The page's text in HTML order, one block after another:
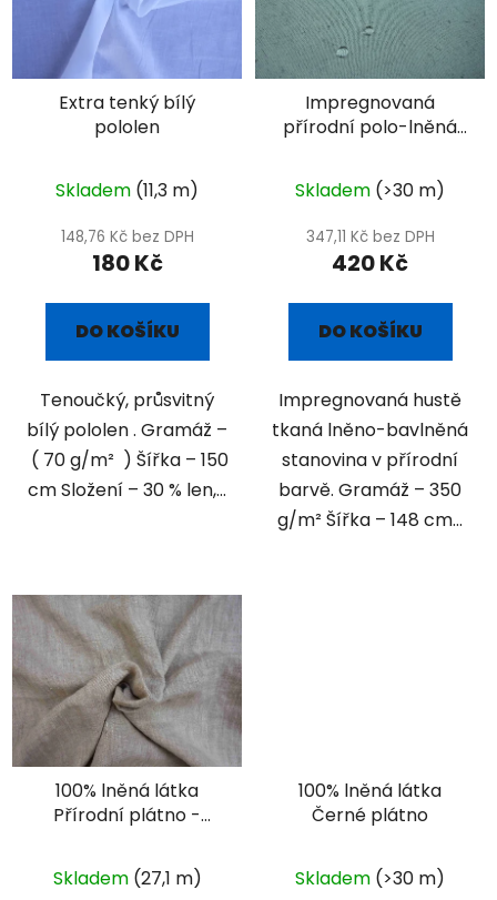
Extra tenký bílý
pololen
Skladem (11,3 m)
148,76 Kč bez DPH
180 Kč
DO KOŠÍKU
Tenoučký, průsvitný
bílý pololen . Gramáž –
( 70 g/m² ) Šířka – 150
cm Složení – 30 % len,...
Impregnovaná
přírodní polo-lněná
Skladem (>30 m)
347,11 Kč bez DPH
420 Kč
DO KOŠÍKU
Impregnovaná hustě
tkaná lněno-bavlněná
stanovina v přírodní
barvě. Gramáž – 350
g/m² Šířka – 148 cm...
100% lněná látka
Přírodní plátno -
Skladem (27,1 m)
100% lněná látka
Černé plátno
Skladem (>30 m)